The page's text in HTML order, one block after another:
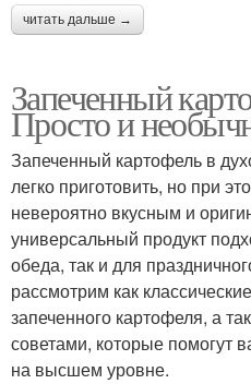
читать дальше →
Запеченный
Просто и
Запеченный картофель в
легко приготовить, но при
невероятно вкусным и
универсальный продукт
обеда, так и для
рассмотрим как
запеченного картофеля, а
советами, которые помогут
на высшем уровне.